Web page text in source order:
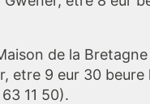
de la Bretagne
etre 9 eur 30 beure
11 50).